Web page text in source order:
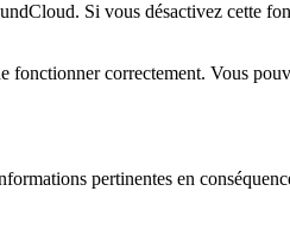
Si vous désactivez cette
fonctionner correctement. Vous
pertinentes en